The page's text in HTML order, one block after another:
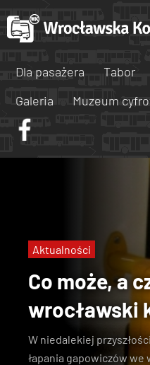
Dla pasażera Tabor
Galeria
Muzeum
Co może, a
wrocławski
W niedalekiej
łapania gapowiczów we
Aktualności